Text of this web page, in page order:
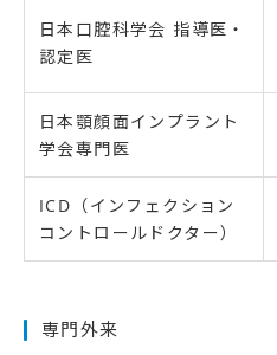
日本口腔科学会 指導医・
認定医
日本顎顔面インプラント
学会専門医
ICD（インフェクション
コントロールドクター）
専門外来